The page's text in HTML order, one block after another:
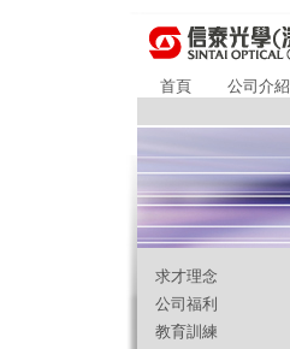
首頁 公司介紹
求才理念
公司福利
教育訓練